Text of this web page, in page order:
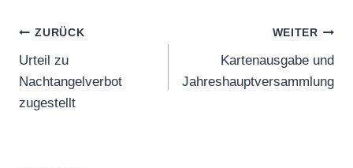
Beitragsnavigation
ZURÜCK
Urteil zu
Nachtangelverbot
zugestellt
WEITER
Kartenausgabe und
Jahreshauptversammlung